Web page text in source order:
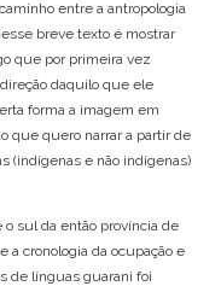
entre a antropologia
breve texto é mostrar
que por primeira vez
daquilo que ele
forma a imagem em
que quero narrar a partir de
(indígenas e não indígenas)
sul da então província de
a cronologia da ocupação e
de línguas guarani foi